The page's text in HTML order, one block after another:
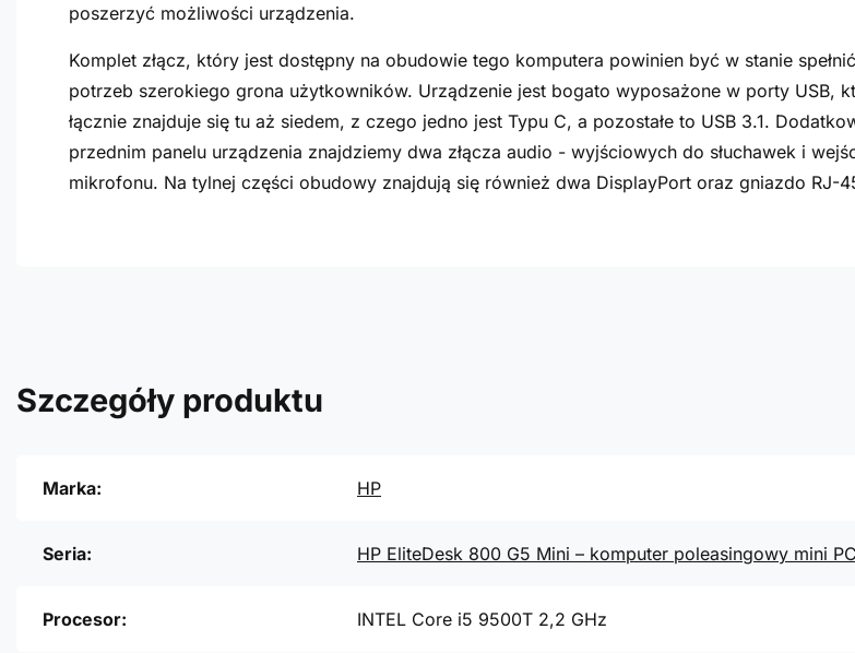
poszerzyć możliwości urządzenia.
Komplet złącz, który jest dostępny na obudowie tego komputera powinien być w stanie
potrzeb szerokiego grona użytkowników. Urządzenie jest bogato wyposażone w porty USB,
łącznie znajduje się tu aż siedem, z czego jedno jest Typu C, a pozostałe to USB 3.1.
przednim panelu urządzenia znajdziemy dwa złącza audio - wyjściowych do słuchawek i
mikrofonu. Na tylnej części obudowy znajdują się również dwa DisplayPort oraz gniazdo RJ-
Szczegóły produktu
Marka: HP
Seria: HP EliteDesk 800 G5 Mini – komputer poleasingowy mini PC
Procesor: INTEL Core i5 9500T 2,2 GHz